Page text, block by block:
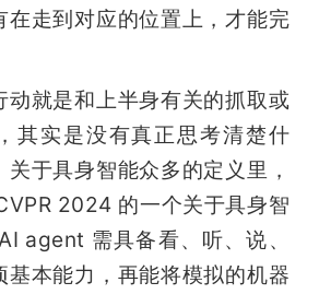
在走到对应的位置上，才能完
动就是和上半身有关的抓取或
其实是没有真正思考清楚什
于具身智能众多的定义里，
2024 的一个关于具身智
agent 需具备看、听、说、
基本能力，再能将模拟的机器